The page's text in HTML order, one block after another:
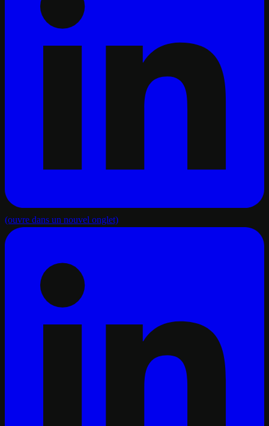
(ouvre dans un nouvel onglet)